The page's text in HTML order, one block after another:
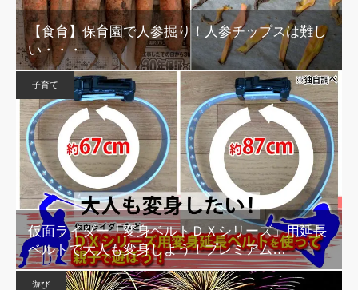
【食育】保育園で人参掘り！人参チップスは難し
い・・・
子育て
仮面ライダー「変身ベルトＤＸシリーズ」用延長
ベルトで大人も変身しよう！プレミアム…
遊び